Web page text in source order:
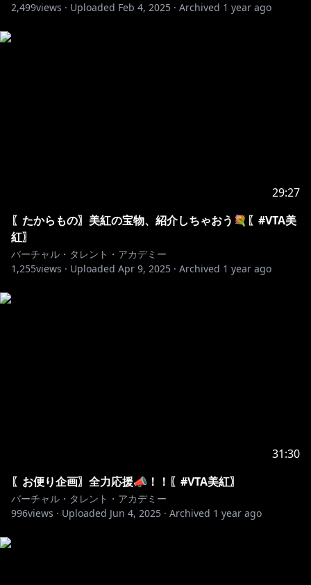
♪••┈┈┈┈┈┈┈┈┈┈┈┈┈┈┈┈┈┈••♪
2,499views · Uploaded Feb 4, 2025 · Archived 1 year ago
29:27
〖たからもの〗美紅の宝物、紹介しちゃおう💐〖#VTA美
紅〗
バーチャル・タレント・アカデミー
1,255views · Uploaded Apr 9, 2025 · Archived 1 year ago
31:30
〖お便り企画〗全力応援📣！！〖#VTA美紅〗
バーチャル・タレント・アカデミー
996views · Uploaded Jun 4, 2025 · Archived 1 year ago